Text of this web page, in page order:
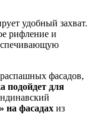
удобный захват.
рифление и
фасадов,
подойдет для
на фасадах из